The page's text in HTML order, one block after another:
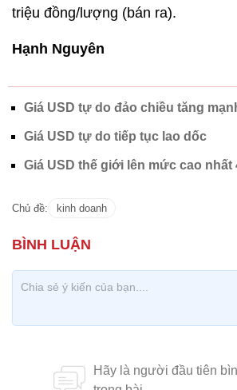
triệu đồng/lượng (bán ra).
Hạnh Nguyên
Giá USD tự do đảo chiều tăng
Giá USD tự do tiếp tục lao dốc
Giá USD thế giới lên mức cao nhất
Chủ đề: kinh doanh